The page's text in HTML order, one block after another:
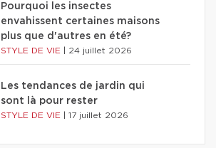
Pourquoi les insectes
envahissent certaines maisons
plus que d'autres en été?
STYLE DE VIE 24 juillet 2026
Les tendances de jardin qui
sont là pour rester
STYLE DE VIE 17 juillet 2026